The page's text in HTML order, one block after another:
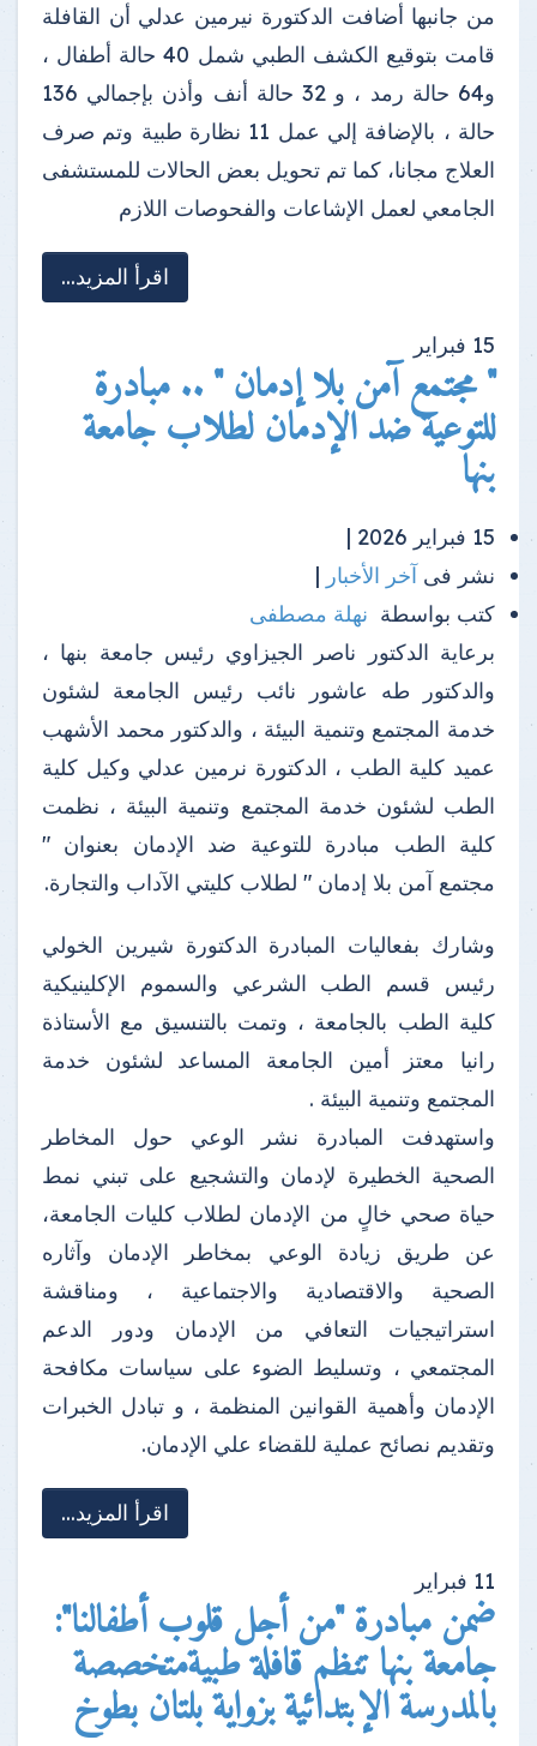
من جانبها أضافت الدكتورة نيرمين عدلي أن القافلة
قامت بتوقيع الكشف الطبي شمل 40 حالة أطفال ،
و64 حالة رمد ، و 32 حالة أنف وأذن بإجمالي 136
حالة ، بالإضافة إلي عمل 11 نظارة طبية وتم صرف
العلاج مجانا، كما تم تحويل بعض الحالات للمستشفى
الجامعي لعمل الإشاعات والفحوصات اللازم
اقرأ المزيد...
15 فبراير
" مجتمع آمن بلا إدمان " .. مبادرة
للتوعية ضد الإدمان لطلاب جامعة
بنها
15 فبراير 2026 |
نشر فى آخر الأخبار |
كتب بواسطة نهلة مصطفى
برعاية الدكتور ناصر الجيزاوي رئيس جامعة بنها ،
والدكتور طه عاشور نائب رئيس الجامعة لشئون
خدمة المجتمع وتنمية البيئة ، والدكتور محمد الأشهب
عميد كلية الطب ، الدكتورة نرمين عدلي وكيل كلية
الطب لشئون خدمة المجتمع وتنمية البيئة ، نظمت
كلية الطب مبادرة للتوعية ضد الإدمان بعنوان "
مجتمع آمن بلا إدمان " لطلاب كليتي الآداب والتجارة.
وشارك بفعاليات المبادرة الدكتورة شيرين الخولي
رئيس قسم الطب الشرعي والسموم الإكلينيكية
كلية الطب بالجامعة ، وتمت بالتنسيق مع الأستاذة
رانيا معتز أمين الجامعة المساعد لشئون خدمة
المجتمع وتنمية البيئة .
واستهدفت المبادرة نشر الوعي حول المخاطر
الصحية الخطيرة لإدمان والتشجيع على تبني نمط
حياة صحي خالٍ من الإدمان لطلاب كليات الجامعة،
عن طريق زيادة الوعي بمخاطر الإدمان وآثاره
الصحية والاقتصادية والاجتماعية ، ومناقشة
استراتيجيات التعافي من الإدمان ودور الدعم
المجتمعي ، وتسليط الضوء على سياسات مكافحة
الإدمان وأهمية القوانين المنظمة ، و تبادل الخبرات
وتقديم نصائح عملية للقضاء علي الإدمان.
اقرأ المزيد...
11 فبراير
ضمن مبادرة "من أجل قلوب أطفالنا":
جامعة بنها تنظم قافلة طبيةمتخصصة
بالمدرسة الإبتدائية بزواية بلتان بطوخ